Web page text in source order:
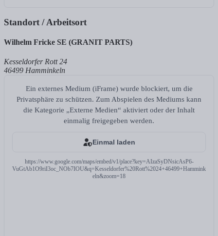
Standort / Arbeitsort
Wilhelm Fricke SE (GRANIT PARTS)
Kesseldorfer Rott 24
46499 Hamminkeln
Ein externes Medium (iFrame) wurde blockiert, um die
Privatsphäre zu schützen. Zum Abspielen des Mediums kann
die Kategorie „Externe Medien“ aktiviert oder der Inhalt
einmalig freigegeben werden.
Einmal laden
https://www.google.com/maps/embed/v1/place?key=AIzaSyDNsicAsP6-
VuGtAb1O9riI3oc_NOb7IOU&q=Kesseldorfer%20Rott%2024+46499+Hammink
eln&zoom=18